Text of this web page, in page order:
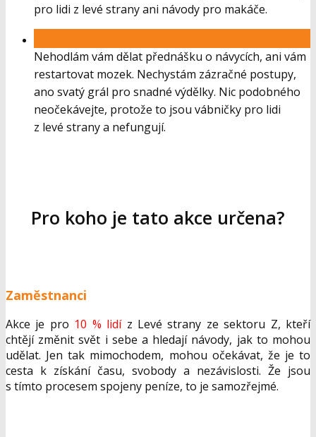
pro lidi z levé strany ani návody pro makáče.
Nehodlám vám dělat přednášku o návycích, ani vám
restartovat mozek. Nechystám zázračné postupy,
ano svatý grál pro snadné výdělky. Nic podobného
neočekávejte, protože to jsou vábničky pro lidi
z levé strany a nefungují.
Pro koho je tato akce určena?
Zaměstnanci
Akce je pro 10 % lidíz Levé strany ze sektoru Z, kteří
chtějí změnit svět i sebe a hledají návody, jak to mohou
udělat. Jen tak mimochodem, mohou očekávat, že je to
cesta k získání času, svobody a nezávislosti. Že jsou
s tímto procesem spojeny peníze, to je samozřejmé.